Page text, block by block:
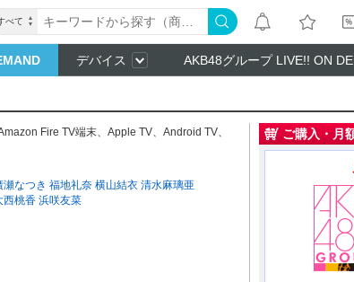
べて
デバイス AKB48グループ LIVE!! ON
Fire TV端末、 Apple TV、 Android TV、
瀬なつき 福地礼奈 横山結衣 清水麻璃亜
西桃香 浜咲友菜
ご購入・月